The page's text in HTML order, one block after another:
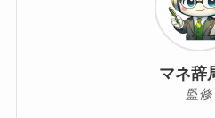
マネ辞
監修